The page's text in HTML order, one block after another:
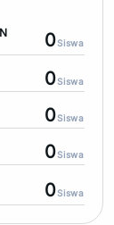
0Siswa
0Siswa
0Siswa
0Siswa
0Siswa